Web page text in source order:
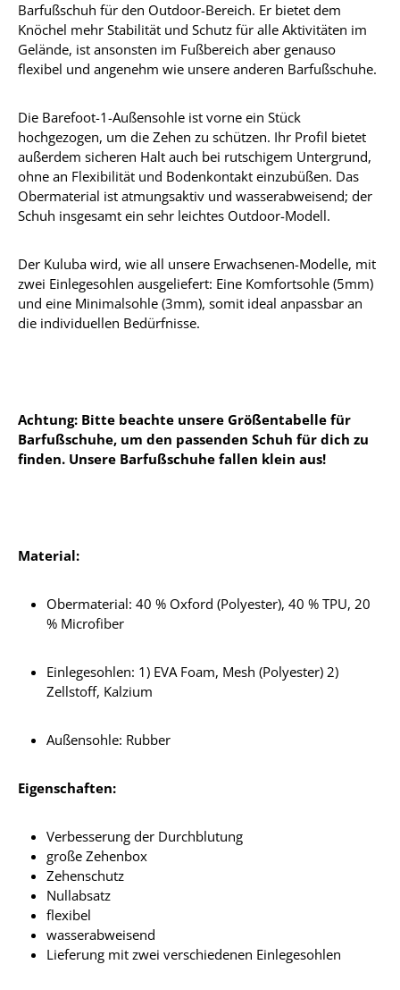
Barfußschuh für den Outdoor-Bereich. Er bietet dem
Knöchel mehr Stabilität und Schutz für alle Aktivitäten im
Gelände, ist ansonsten im Fußbereich aber genauso
flexibel und angenehm wie unsere anderen Barfußschuhe.
Die Barefoot-1-Außensohle ist vorne ein Stück
hochgezogen, um die Zehen zu schützen. Ihr Profil bietet
außerdem sicheren Halt auch bei rutschigem Untergrund,
ohne an Flexibilität und Bodenkontakt einzubüßen. Das
Obermaterial ist atmungsaktiv und wasserabweisend; der
Schuh insgesamt ein sehr leichtes Outdoor-Modell.
Der Kuluba wird, wie all unsere Erwachsenen-Modelle, mit
zwei Einlegesohlen ausgeliefert: Eine Komfortsohle (5mm)
und eine Minimalsohle (3mm), somit ideal anpassbar an
die individuellen Bedürfnisse.
Achtung: Bitte beachte unsere Größentabelle für
Barfußschuhe, um den passenden Schuh für dich zu
finden. Unsere Barfußschuhe fallen klein aus!
Material:
Obermaterial: 40 % Oxford (Polyester), 40 % TPU, 20
% Microfiber
Einlegesohlen: 1) EVA Foam, Mesh (Polyester) 2)
Zellstoff, Kalzium
Außensohle: Rubber
Eigenschaften:
Verbesserung der Durchblutung
große Zehenbox
Zehenschutz
Nullabsatz
flexibel
wasserabweisend
Lieferung mit zwei verschiedenen Einlegesohlen